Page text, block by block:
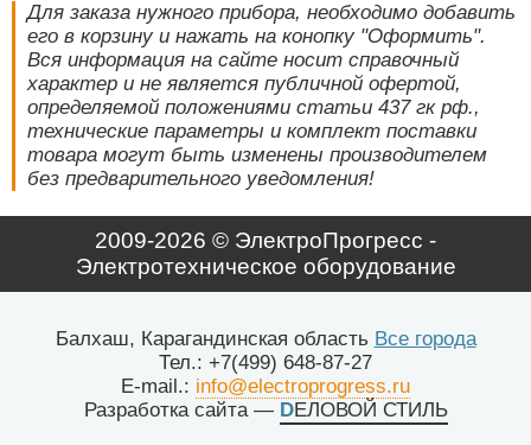
Для заказа нужного прибора, необходимо добавить
его в корзину и нажать на конопку "Оформить".
Вся информация на сайте носит справочный
характер и не является публичной офертой,
определяемой положениями статьи 437 гк рф.,
технические параметры и комплект поставки
товара могут быть изменены производителем
без предварительного уведомления!
2009-2026 © ЭлектроПрогресс -
Электротехническое оборудование
Балхаш, Карагандинская область Все города
Тел.: +7(499) 648-87-27
E-mail.: info@electroprogress.ru
Разработка сайта— DЕЛОВОЙ СТИЛЬ